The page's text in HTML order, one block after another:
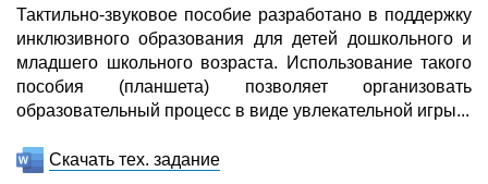
Тактильно-звуковое пособие разработано в поддержку
инклюзивного образования для детей дошкольного и
младшего школьного возраста. Использование такого
пособия (планшета) позволяет организовать
образовательный процесс в виде увлекательной игры...
Скачать тех. задание